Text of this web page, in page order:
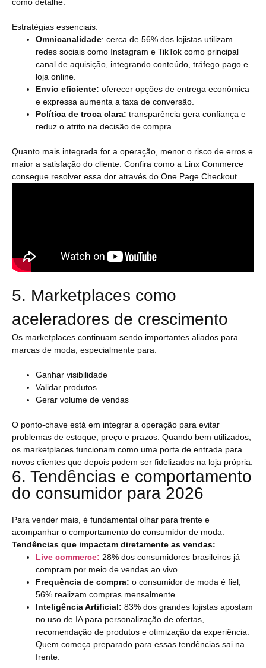
como detalhe.
Estratégias essenciais:
Omnicanalidade: cerca de 56% dos lojistas utilizam
redes sociais como Instagram e TikTok como principal
canal de aquisição, integrando conteúdo, tráfego pago e
loja online.
Envio eficiente: oferecer opções de entrega econômica
e expressa aumenta a taxa de conversão.
Política de troca clara: transparência gera confiança e
reduz o atrito na decisão de compra.
Quanto mais integrada for a operação, menor o risco de erros e
maior a satisfação do cliente. Confira como a Linx Commerce
consegue resolver essa dor através do One Page Checkout
5. Marketplaces como
aceleradores de crescimento
Os marketplaces continuam sendo importantes aliados para
marcas de moda, especialmente para:
Ganhar visibilidade
Validar produtos
Gerar volume de vendas
O ponto-chave está em integrar a operação para evitar
problemas de estoque, preço e prazos. Quando bem utilizados,
os marketplaces funcionam como uma porta de entrada para
novos clientes que depois podem ser fidelizados na loja própria.
6. Tendências e comportamento
do consumidor para 2026
Para vender mais, é fundamental olhar para frente e
acompanhar o comportamento do consumidor de moda.
Tendências que impactam diretamente as vendas:
Live commerce: 28% dos consumidores brasileiros já
compram por meio de vendas ao vivo.
Frequência de compra: o consumidor de moda é fiel;
56% realizam compras mensalmente.
Inteligência Artificial: 83% dos grandes lojistas apostam
no uso de IA para personalização de ofertas,
recomendação de produtos e otimização da experiência.
Quem começa preparado para essas tendências sai na
frente.